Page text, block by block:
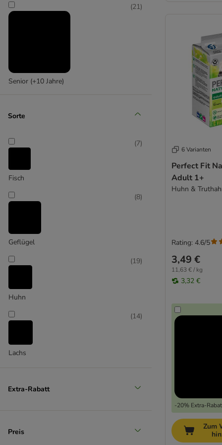
Cosma Nature
Dogs'n Tiger
Encore
FairCat
GRAU
Happy Cat
Herrmann's
Integra Diät-Alleinfutter
IAMS
JosiCat
Kitekat
Leonardo
Lily's Kitchen
Nature's Variety
Pawsome
Senior (+10 Jahre)
(21)
Sorte
Fisch
(7)
Geflügel
(8)
Huhn
(19)
Lachs
(14)
Rind & Kalb
Extra-Rabatt
Preis
6 Varianten
Perfect Fit
Adult 1+
Huhn &
3,49 €
11,63 € / kg
3,32 €
-20% Extra-
Rating: 4.6/5
Zum